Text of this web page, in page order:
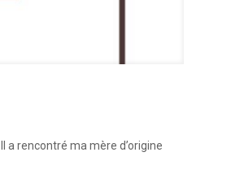
a rencontré ma mère d’origine